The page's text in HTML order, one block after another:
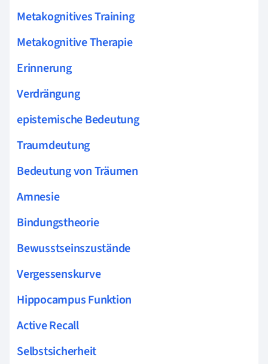
Metakognitives Training
Metakognitive Therapie
Erinnerung
Verdrängung
epistemische Bedeutung
Traumdeutung
Bedeutung von Träumen
Amnesie
Bindungstheorie
Bewusstseinszustände
Vergessenskurve
Hippocampus Funktion
Active Recall
Selbstsicherheit